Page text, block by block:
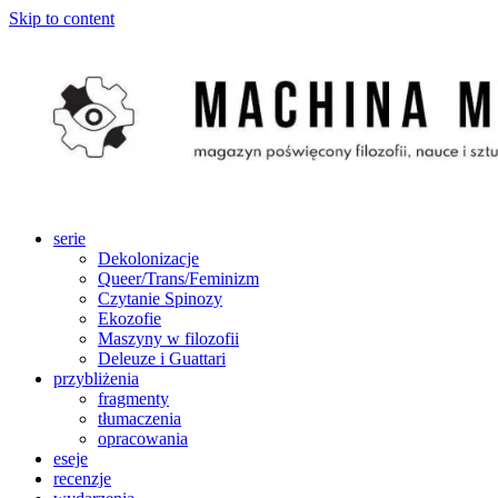
Skip to content
serie
Dekolonizacje
Queer/Trans/Feminizm
Czytanie Spinozy
Ekozofie
Maszyny w filozofii
Deleuze i Guattari
przybliżenia
fragmenty
tłumaczenia
opracowania
eseje
recenzje